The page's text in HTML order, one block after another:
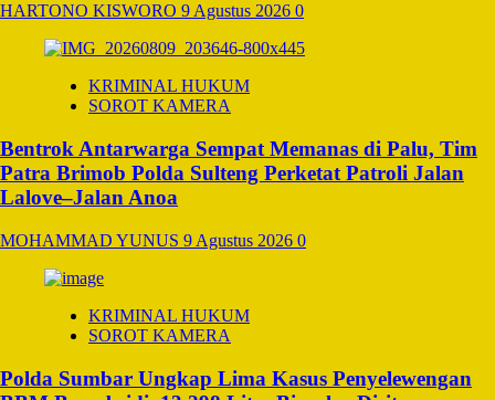
HARTONO KISWORO 9 Agustus 2026 0
KRIMINAL HUKUM
SOROT KAMERA
Bentrok Antarwarga Sempat Memanas di Palu, Tim
Patra Brimob Polda Sulteng Perketat Patroli Jalan
Lalove–Jalan Anoa
MOHAMMAD YUNUS 9 Agustus 2026 0
KRIMINAL HUKUM
SOROT KAMERA
Polda Sumbar Ungkap Lima Kasus Penyelewengan